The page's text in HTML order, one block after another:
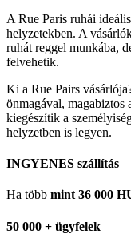
A Rue Paris ruhái
helyzetekben. A
ruhát reggel munkába,
felvehetik.
Ki a Rue Pairs
önmagával, magabiztos
kiegészítik a
helyzetben is legyen.
INGYENES szállítás
Ha több mint 36 000
50 000 + ügyfelek